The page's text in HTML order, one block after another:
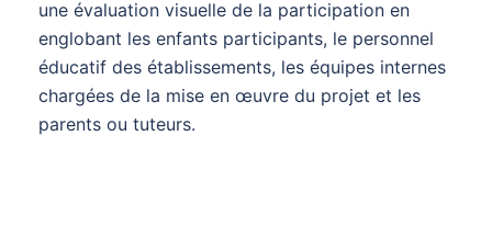
une évaluation visuelle de la participation en
englobant les enfants participants, le personnel
éducatif des établissements, les équipes internes
chargées de la mise en œuvre du projet et les
parents ou tuteurs.